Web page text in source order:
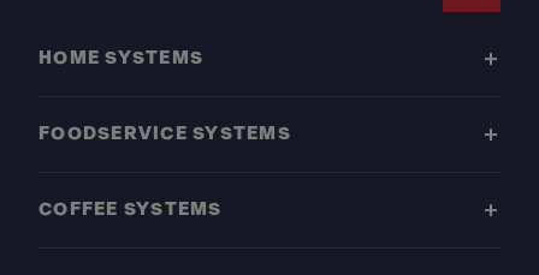
HOME SYSTEMS
FOODSERVICE SYSTEMS
COFFEE SYSTEMS